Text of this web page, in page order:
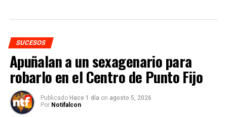
SUCESOS
Apuñalan a un sexagenario para
robarlo en el Centro de Punto Fijo
Publicado Hace 1 día on agosto 5, 2026
Por Notifalcon